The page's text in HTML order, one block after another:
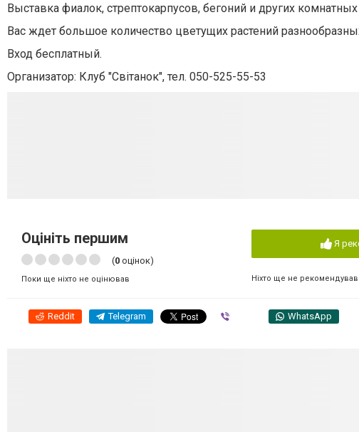
Выставка фиалок, стрептокарпусов, бегоний и других
Вас ждет большое количество цветущих растений
Вход бесплатный.
Организатор: Клуб "Світанок", тел. 050-525-55-53
Оцініть першим
(0 оцінок)
Поки ще ніхто не оцінював
Я
Ніхто ще не рекомендував
Reddit Telegram WhatsApp